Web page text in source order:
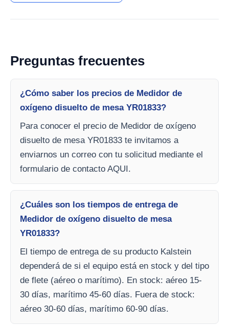
Preguntas frecuentes
¿Cómo saber los precios de Medidor de
oxígeno disuelto de mesa YR01833?
Para conocer el precio de Medidor de oxígeno
disuelto de mesa YR01833 te invitamos a
enviarnos un correo con tu solicitud mediante el
formulario de contacto AQUI.
¿Cuáles son los tiempos de entrega de
Medidor de oxígeno disuelto de mesa
YR01833?
El tiempo de entrega de su producto Kalstein
dependerá de si el equipo está en stock y del tipo
de flete (aéreo o marítimo). En stock: aéreo 15-
30 días, marítimo 45-60 días. Fuera de stock:
aéreo 30-60 días, marítimo 60-90 días.